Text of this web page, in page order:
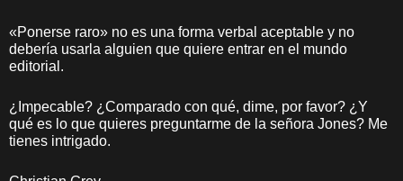
«Ponerse raro» no es una forma verbal aceptable y no
debería usarla alguien que quiere entrar en el mundo
editorial.
¿Impecable? ¿Comparado con qué, dime, por favor? ¿Y
qué es lo que quieres preguntarme de la señora Jones? Me
tienes intrigado.